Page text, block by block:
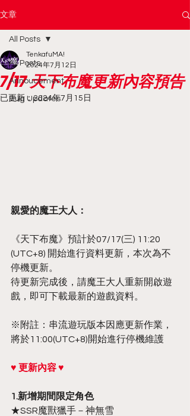
文章
All Posts
Annoucement
Bug Updates
All Posts
7/17 天下布魔更新內容預告
TenkafuMA!
2024年7月12日
已更新：2024年7月15日
親愛的魔王大人：
《天下布魔》預計於07/17(三) 11:20
(UTC+8) 開始進行資料更新，本次為不
停機更新。
待更新完成後，請魔王大人重新開啟遊
戲，即可下載最新的遊戲資料。
※附註：串流遊玩版本因應更新作業，
將於11:00(UTC+8)開始進行停機維護
♥ 更新內容 ♥
1.新增期間限定角色
★SSR魔獸獵手－神無雪